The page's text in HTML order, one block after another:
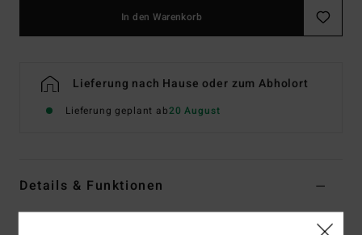
In den Warenkorb
Lieferung nach Hause oder zum Abholort
Lieferung geplant ab20 August
Details & Funktionen